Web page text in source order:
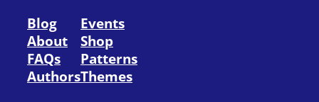
Blog
About
FAQs
Authors
Events
Shop
Patterns
Themes